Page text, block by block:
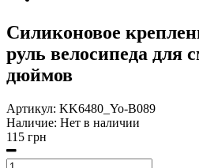
Силиконовое
руль велосипеда для
дюймов
Артикул: KK6480_Yo-B089
Наличие: Нет в наличии
115 грн